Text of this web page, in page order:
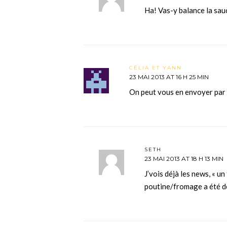
Ha! Vas-y balance la
CÉLIA ET YANN
23 MAI 2013 AT 16 H 25 MIN
On peut vous en envoyer
SETH
23 MAI 2013 AT 18 H 13 MIN
J’vois déjà les news, «
poutine/fromage a été